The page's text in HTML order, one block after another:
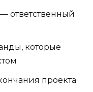
— ответственный
которые
проекта